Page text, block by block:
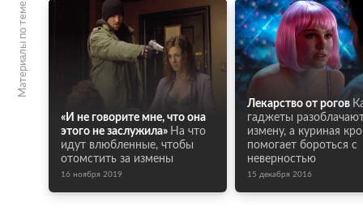
Материалы по теме
«И не говорите мне, что она
этого не заслужила» На что
идут влюбленные, чтобы
отомстить за измены
16 ноября 2019
Лекарство от рогов
гаджеты
измену, а куриная
помогает бороться с
неверностью
15 декабря 2016